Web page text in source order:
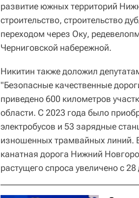
развитие южных территорий
строительство, строительство
переходом через Оку,
Черниговской набережной.
Никитин также доложил
"Безопасные качественные
приведено 600 километров
области. С 2023 года было
электробусов и 53 зарядные
изношенных трамвайных линий.
канатная дорога Нижний
растущего спроса увеличено с 28